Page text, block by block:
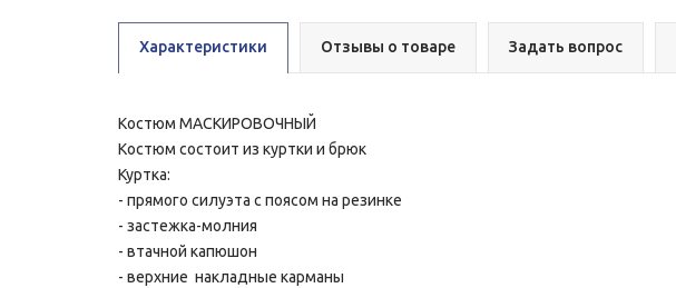
Характеристики Отзывы о товаре Задать вопрос
Костюм МАСКИРОВОЧНЫЙ
Костюм состоит из куртки и брюк
Куртка:
- прямого силуэта с поясом на резинке
- застежка-молния
- втачной капюшон
- верхние накладные карманы